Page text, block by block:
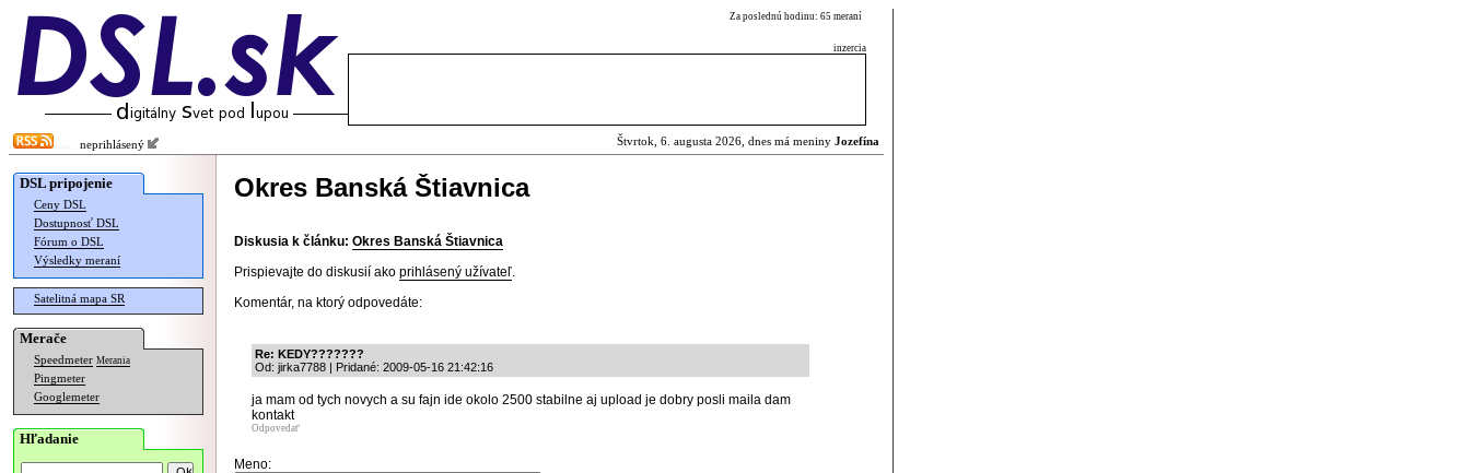
Za poslednú hodinu: 65 meraní
inzercia
neprihlásený Štvrtok, 6. augusta 2026, dnes má meniny Jozefína
DSL pripojenie
Ceny DSL
Dostupnosť DSL
Fórum o DSL
Výsledky meraní
Satelitná mapa SR
Merače
Speedmeter Merania
Pingmeter
Googlemeter
Hľadanie
Okres Banská Štiavnica
Diskusia k článku: Okres Banská Štiavnica
Prispievajte do diskusií ako prihlásený užívateľ.
Komentár, na ktorý odpovedáte:
Re: KEDY???????
Od: jirka7788 | Pridané: 2009-05-16 21:42:16
ja mam od tych novych a su fajn ide okolo 2500 stabilne aj upload je dobry posli maila dam
kontakt
Odpovedať
Meno: